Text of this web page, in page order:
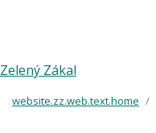
Zelený Zákal
website.zz.web.text.home